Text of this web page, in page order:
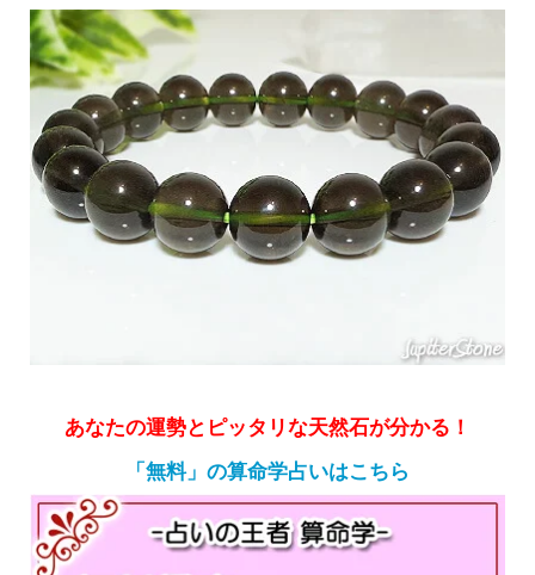
あなたの運勢とピッタリな天然石が分かる！
「無料」の算命学占いはこちら